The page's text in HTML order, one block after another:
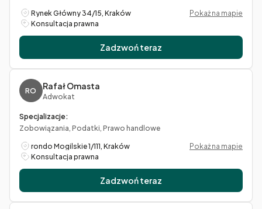
Rynek Główny 34/15, Kraków
Pokaż na mapie
Konsultacja prawna
Zadzwoń teraz
RO Rafał Omasta
Adwokat
Specjalizacje:
Zobowiązania, Podatki, Prawo handlowe
rondo Mogilskie 1/111, Kraków
Pokaż na mapie
Konsultacja prawna
Zadzwoń teraz